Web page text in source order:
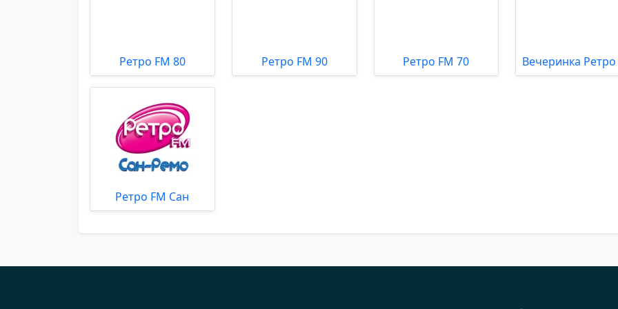
Ретро FM 80 Ретро FM 90 Ретро FM 70 Вечеринка Ретро
Ретро FM Сан